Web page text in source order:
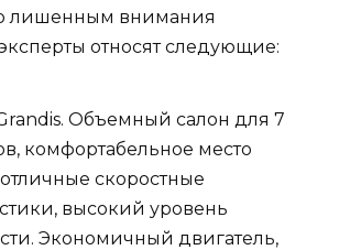
лишенным внимания
относят следующие:
Объемный салон для 7
комфортабельное место
скоростные
высокий уровень
Экономичный двигатель,